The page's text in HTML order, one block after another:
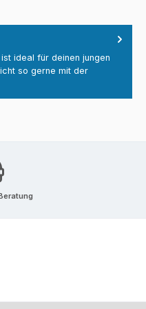
ideal für deinen jungen
so gerne mit der